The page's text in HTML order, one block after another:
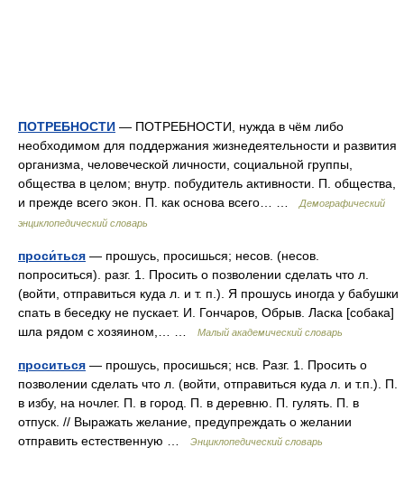
ПОТРЕБНОСТИ — ПОТРЕБНОСТИ, нужда в чём либо
необходимом для поддержания жизнедеятельности и развития
организма, человеческой личности, социальной группы,
общества в целом; внутр. побудитель активности. П. общества,
и прежде всего экон. П. как основа всего… …
Демографический
энциклопедический словарь
проси́ться — прошусь, просишься; несов. (несов.
попроситься). разг. 1. Просить о позволении сделать что л.
(войти, отправиться куда л. и т. п.). Я прошусь иногда у бабушки
спать в беседку не пускает. И. Гончаров, Обрыв. Ласка [собака]
шла рядом с хозяином,… …
Малый академический словарь
проситься — прошусь, просишься; нсв. Разг. 1. Просить о
позволении сделать что л. (войти, отправиться куда л. и т.п.). П.
в избу, на ночлег. П. в город. П. в деревню. П. гулять. П. в
отпуск. // Выражать желание, предупреждать о желании
отправить естественную …
Энциклопедический словарь